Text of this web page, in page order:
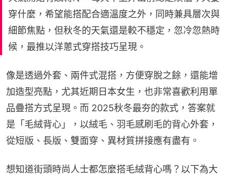
穿什麼，希望能搭配合適溫度之外，同時兼具層次與
細節焦點，但秋冬的天氣還是較不穩定，忽冷忽熱時
候，最推以洋蔥式穿搭技巧呈現。
像是透過外套、兩件式混搭，方便穿脫之餘，還能增
加造型亮點，尤其近期日本女生，也非常喜歡利用單
品疊搭方式呈現。而 2025秋冬最夯的款式，答案就
是「毛絨背心」，以絨毛、羽毛感刷毛的背心外套，
從短版、長版、雙面穿、異材質拼接應有盡有。
想知道街頭時尚人士都怎麼搭毛絨背心嗎？以下為大